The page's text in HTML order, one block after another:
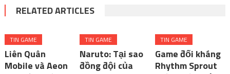
RELATED ARTICLES
TIN GAME
Liên Quân
Mobile và Aeon
TIN GAME
Naruto: Tại sao
đồng đội của
TIN GAME
Game đối kháng
Rhythm Sprout